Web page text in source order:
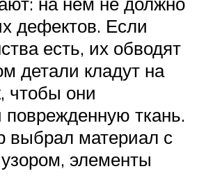
дефектов. Если
есть, их обводят
детали кладут на
чтобы они
поврежденную ткань.
выбрал материал с
элементы